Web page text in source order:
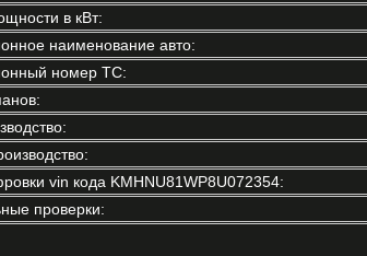
в кВт:
наименование авто:
номер ТС:
vin кода KMHNU81WP8U072354:
проверки: